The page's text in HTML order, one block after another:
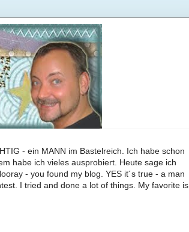
- ein MANN im Bastelreich. Ich habe schon
habe ich vieles ausprobiert. Heute sage ich
- you found my blog. YES it´s true - a man
I tried and done a lot of things. My favorite is